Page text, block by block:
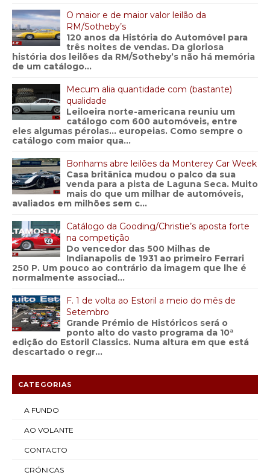
O maior e de maior valor leilão da
RM/Sotheby’s
120 anos da História do Automóvel para
três noites de vendas. Da gloriosa
história dos leilões da RM/Sotheby’s não há memória
de um catálogo...
Mecum alia quantidade com (bastante)
qualidade
Leiloeira norte-americana reuniu um
catálogo com 600 automóveis, entre
eles algumas pérolas… europeias. Como sempre o
catálogo com maior qua...
Bonhams abre leilões da Monterey Car Week
Casa britânica mudou o palco da sua
venda para a pista de Laguna Seca. Muito
mais do que um milhar de automóveis,
avaliados em milhões sem c...
Catálogo da Gooding/Christie’s aposta forte
na competição
Do vencedor das 500 Milhas de
Indianapolis de 1931 ao primeiro Ferrari
250 P. Um pouco ao contrário da imagem que lhe é
normalmente associad...
F. 1 de volta ao Estoril a meio do mês de
Setembro
Grande Prémio de Históricos será o
ponto alto do vasto programa da 10ª
edição do Estoril Classics. Numa altura em que está
descartado o regr...
CATEGORIAS
A FUNDO
AO VOLANTE
CONTACTO
CRÓNICAS